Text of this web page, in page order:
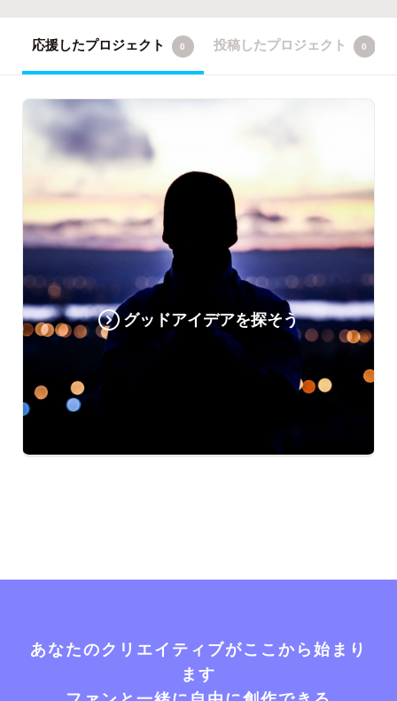
応援したプロジェクト 0 投稿したプロジェクト 0
グッドアイデアを探そう
あなたのクリエイティブがここから始まり
ます